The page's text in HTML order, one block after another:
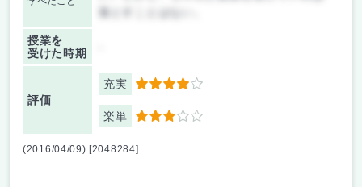
授業を
受けた時期
評価
充実 4
楽単 3
(2016/04/09) [2048284]